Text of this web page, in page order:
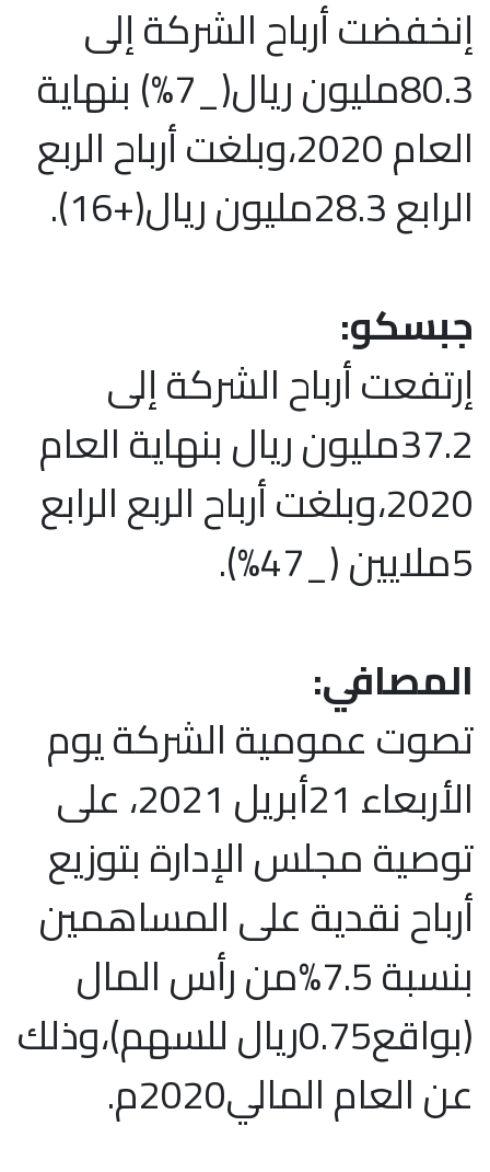
إنخفضت أرباح الشركة إلى
80.3مليون ريال(_7%) بنهاية
العام 2020،وبلغت أرباح الربع
الرابع 28.3مليون ريال(+16).
جبسكو:
إرتفعت أرباح الشركة إلى
37.2مليون ريال بنهاية العام
2020،وبلغت أرباح الربع الرابع
5ملايين (_47%).
المصافي:
تصوت عمومية الشركة يوم
الأربعاء 21أبريل 2021، على
توصية مجلس الإدارة بتوزيع
أرباح نقدية على المساهمين
بنسبة 7.5%من رأس المال
(بواقع0.75ريال للسهم)،وذلك
عن العام المالي2020م.